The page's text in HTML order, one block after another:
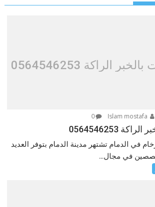
الراكة 0564546253
0
0564546253
في الدمام تشتهر مدينة الدمام بتوفر العديد
في مجال...